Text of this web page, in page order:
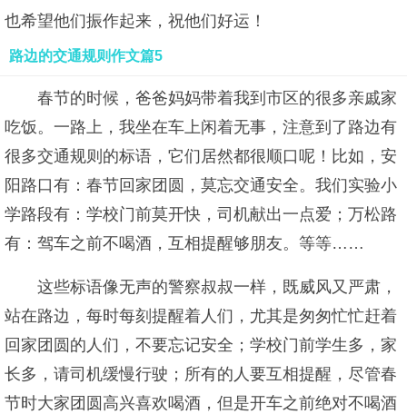
也希望他们振作起来，祝他们好运！
路边的交通规则作文篇5
春节的时候，爸爸妈妈带着我到市区的很多亲戚家
吃饭。一路上，我坐在车上闲着无事，注意到了路边有
很多交通规则的标语，它们居然都很顺口呢！比如，安
阳路口有：春节回家团圆，莫忘交通安全。我们实验小
学路段有：学校门前莫开快，司机献出一点爱；万松路
有：驾车之前不喝酒，互相提醒够朋友。等等……
这些标语像无声的警察叔叔一样，既威风又严肃，
站在路边，每时每刻提醒着人们，尤其是匆匆忙忙赶着
回家团圆的人们，不要忘记安全；学校门前学生多，家
长多，请司机缓慢行驶；所有的人要互相提醒，尽管春
节时大家团圆高兴喜欢喝酒，但是开车之前绝对不喝酒